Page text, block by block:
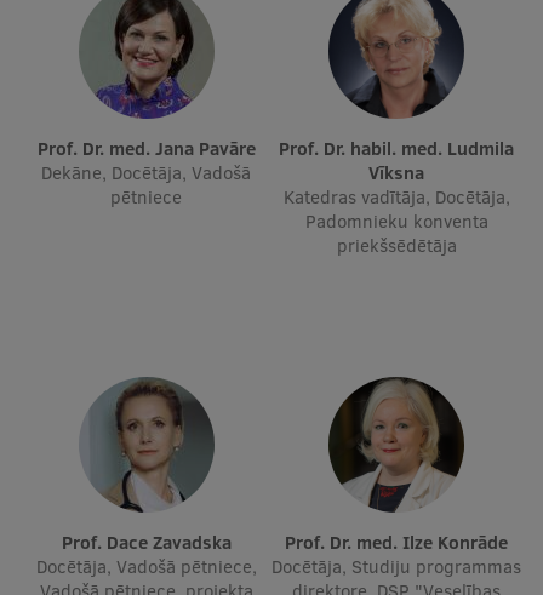
Studentu dzīve
Studiju norises vietas
Fakultātes
Mūsu cilvēki
Identitāte
RSU fonds
Aula
Ģerbonis
Prof. Dr. med. Jana Pavāre
Dekāne, Docētāja, Vadošā
pētniece
Prof. Dr. habil. med. Ludmila
Vīksna
Katedras vadītāja, Docētāja,
Padomnieku konventa
priekšsēdētāja
Prof. Dace Zavadska
Docētāja, Vadošā pētniece,
Prof. Dr. med. Ilze Konrāde
Docētāja, Studiju programmas